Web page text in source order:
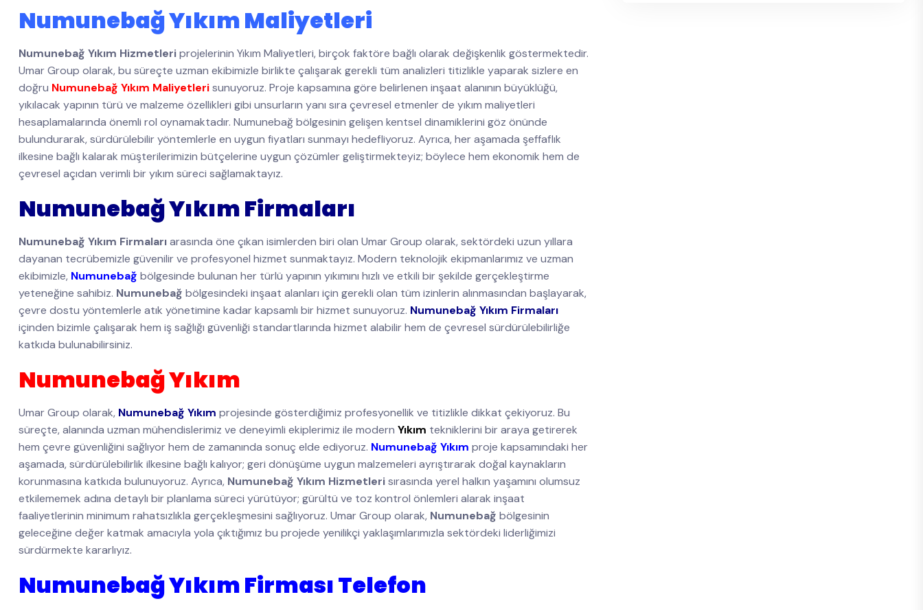
Numunebağ Yıkım Maliyetleri
Numunebağ Yıkım Hizmetleriprojelerinin Yıkım Maliyetleri, birçok faktöre bağlı olarak değişkenlik göstermektedir.
Umar Group olarak, bu süreçte uzman ekibimizle birlikte çalışarak gerekli tüm analizleri titizlikle yaparak sizlere en
doğru Numunebağ Yıkım Maliyetlerisunuyoruz. Proje kapsamına göre belirlenen inşaat alanının büyüklüğü,
yıkılacak yapının türü ve malzeme özellikleri gibi unsurların yanı sıra çevresel etmenler de yıkım maliyetleri
hesaplamalarında önemli rol oynamaktadır. Numunebağ bölgesinin gelişen kentsel dinamiklerini göz önünde
bulundurarak, sürdürülebilir yöntemlerle en uygun fiyatları sunmayı hedefliyoruz. Ayrıca, her aşamada şeffaflık
ilkesine bağlı kalarak müşterilerimizin bütçelerine uygun çözümler geliştirmekteyiz; böylece hem ekonomik hem de
çevresel açıdan verimli bir yıkım süreci sağlamaktayız.
Numunebağ Yıkım Firmaları
Numunebağ Yıkım Firmalarıarasında öne çıkan isimlerden biri olan Umar Group olarak, sektördeki uzun yıllara
dayanan tecrübemizle güvenilir ve profesyonel hizmet sunmaktayız. Modern teknolojik ekipmanlarımız ve uzman
ekibimizle, Numunebağ bölgesinde bulunan her türlü yapının yıkımını hızlı ve etkili bir şekilde gerçekleştirme
yeteneğine sahibiz. Numunebağ bölgesindeki inşaat alanları için gerekli olan tüm izinlerin alınmasından başlayarak,
çevre dostu yöntemlerle atık yönetimine kadar kapsamlı bir hizmet sunuyoruz. Numunebağ Yıkım Firmaları
içinden bizimle çalışarak hem iş sağlığı güvenliği standartlarında hizmet alabilir hem de çevresel sürdürülebilirliğe
katkıda bulunabilirsiniz.
Numunebağ Yıkım
Umar Group olarak, Numunebağ Yıkım projesinde gösterdiğimiz profesyonellik ve titizlikle dikkat çekiyoruz. Bu
süreçte, alanında uzman mühendislerimiz ve deneyimli ekiplerimiz ile modern Yıkım tekniklerini bir araya getirerek
hem çevre güvenliğini sağlıyor hem de zamanında sonuç elde ediyoruz. Numunebağ Yıkım proje kapsamındaki her
aşamada, sürdürülebilirlik ilkesine bağlı kalıyor; geri dönüşüme uygun malzemeleri ayrıştırarak doğal kaynakların
korunmasına katkıda bulunuyoruz. Ayrıca, Numunebağ Yıkım Hizmetlerisırasında yerel halkın yaşamını olumsuz
etkilememek adına detaylı bir planlama süreci yürütüyor; gürültü ve toz kontrol önlemleri alarak inşaat
faaliyetlerinin minimum rahatsızlıkla gerçekleşmesini sağlıyoruz. Umar Group olarak, Numunebağ bölgesinin
geleceğine değer katmak amacıyla yola çıktığımız bu projede yenilikçi yaklaşımlarımızla sektördeki liderliğimizi
sürdürmekte kararlıyız.
Numunebağ Yıkım Firması Telefon